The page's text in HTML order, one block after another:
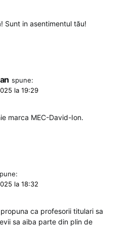
Sunt in asentimentul tău!
spune:
la 19:29
marca MEC-David-Ion.
la 18:32
ca profesorii titulari sa
sa aiba parte din plin de